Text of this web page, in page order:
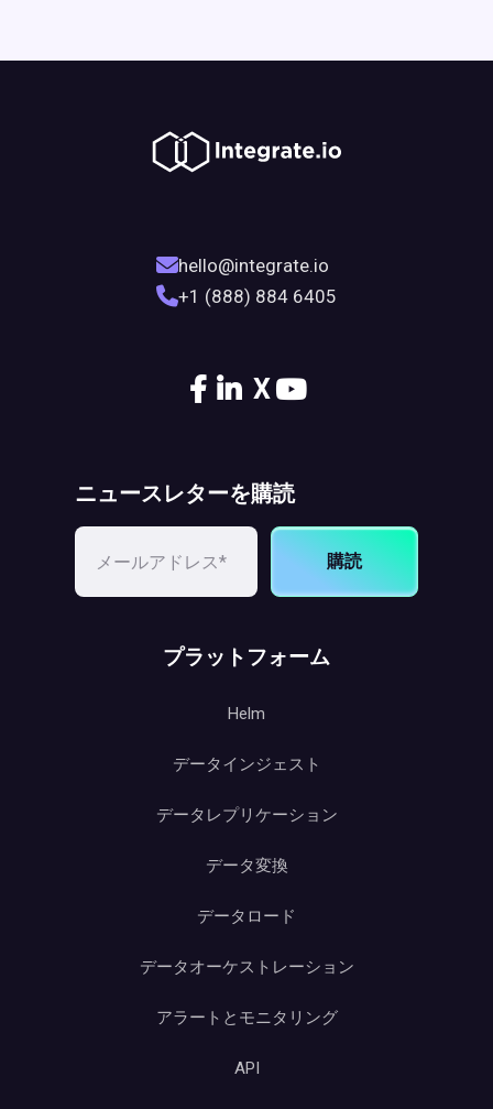
hello@integrate.io
+1 (888) 884 6405
X
ニュースレターを購読
購読
プラットフォーム
Helm
データインジェスト
データレプリケーション
データ変換
データロード
データオーケストレーション
アラートとモニタリング
API